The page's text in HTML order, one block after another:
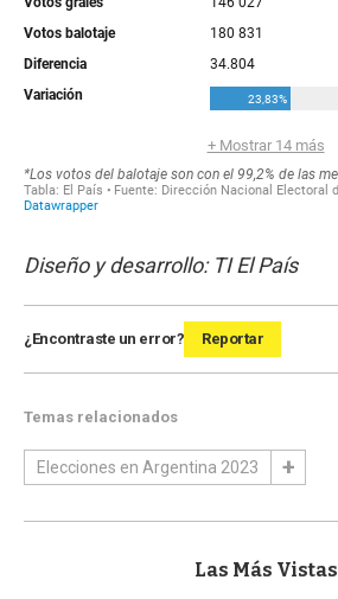
Diseño y desarrollo: TI El País
¿Encontraste un error? Reportar
Temas relacionados
Elecciones en Argentina 2023
Las Más Vistas